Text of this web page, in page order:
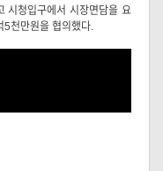
시청입구에서 시장면담을 요
5천만원을 협의했다.